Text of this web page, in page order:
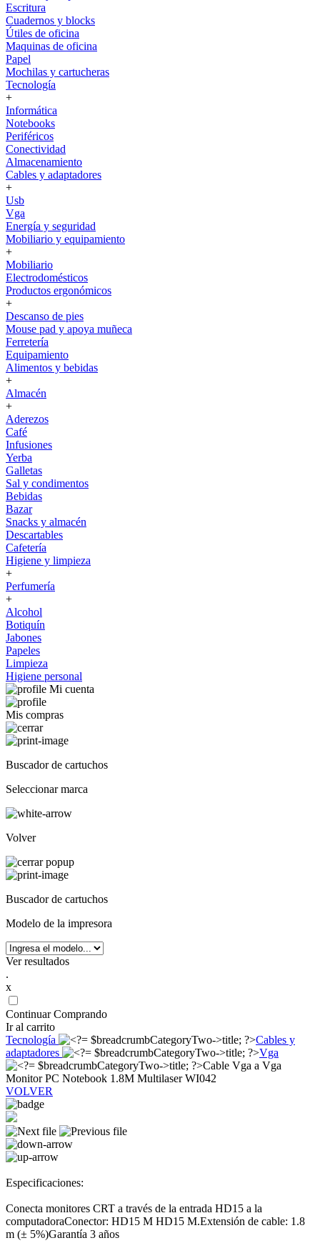
Escritura
Cuadernos y blocks
Útiles de oficina
Maquinas de oficina
Papel
Mochilas y cartucheras
Tecnología
+
Informática
Notebooks
Periféricos
Conectividad
Almacenamiento
Cables y adaptadores
+
Usb
Vga
Energía y seguridad
Mobiliario y equipamiento
+
Mobiliario
Electrodomésticos
Productos ergonómicos
+
Descanso de pies
Mouse pad y apoya muñeca
Ferretería
Equipamiento
Alimentos y bebidas
+
Almacén
+
Aderezos
Café
Infusiones
Yerba
Galletas
Sal y condimentos
Bebidas
Bazar
Snacks y almacén
Descartables
Cafetería
Higiene y limpieza
+
Perfumería
+
Alcohol
Botiquín
Jabones
Papeles
Limpieza
Higiene personal
Mi cuenta
Mis compras
Buscador de cartuchos
Seleccionar marca
Volver
Buscador de cartuchos
Modelo de la impresora
Ver resultados
.
x
Continuar Comprando
Ir al carrito
Tecnología
Cables y
adaptadores
Vga
Cable Vga a Vga
Monitor PC Notebook 1.8M Multilaser WI042
VOLVER
Especificaciones:
Conecta monitores CRT a través de la entrada HD15 a la
computadoraConector: HD15 M HD15 M.Extensión de cable: 1.8
m (± 5%)Garantía 3 años